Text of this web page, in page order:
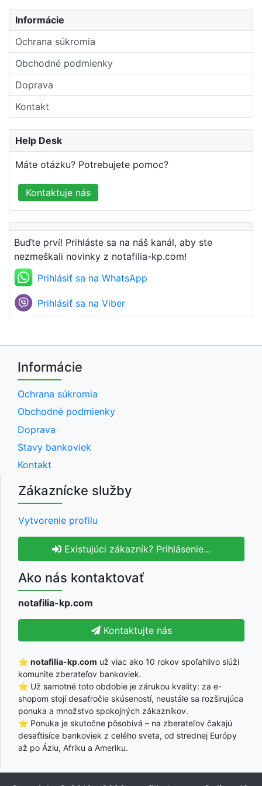
Informácie
Ochrana súkromia
Obchodné podmienky
Doprava
Kontakt
Help Desk
Máte otázku? Potrebujete pomoc?
Kontaktuje nás
Buďte prví! Prihláste sa na náš kanál, aby ste
nezmeškali novinky z notafilia-kp.com!
Prihlásiť sa na WhatsApp
Prihlásiť sa na Viber
Informácie
Ochrana súkromia
Obchodné podmienky
Doprava
Stavy bankoviek
Kontakt
Zákaznícke služby
Vytvorenie profilu
Existujúci zákazník? Prihlásenie...
Ako nás kontaktovať
notafilia-kp.com
Kontaktujte nás
⭐ notafilia-kp.com už viac ako 10 rokov spoľahlivo slúži
komunite zberateľov bankoviek.
⭐ Už samotné toto obdobie je zárukou kvality: za e-
shopom stojí desaťročie skúseností, neustále sa rozširujúca
ponuka a množstvo spokojných zákazníkov.
⭐ Ponuka je skutočne pôsobivá – na zberateľov čakajú
desaťtisíce bankoviek z celého sveta, od strednej Európy
až po Áziu, Afriku a Ameriku.